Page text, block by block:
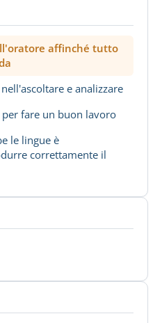
affinché tutto
e analizzare
per fare un buon lavoro
le lingue è
correttamente il